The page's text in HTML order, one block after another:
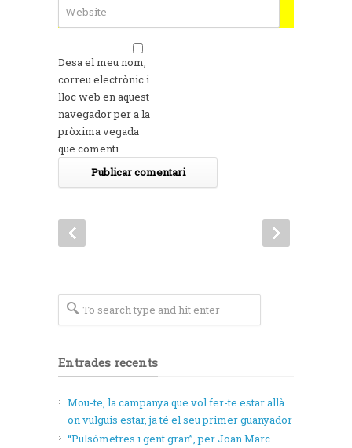
Desa el meu nom,
correu electrònic i
lloc web en aquest
navegador per a la
pròxima vegada
que comenti.
Entrades recents
Mou-te, la campanya que vol fer-te estar allà
on vulguis estar, ja té el seu primer guanyador
“Pulsòmetres i gent gran”, per Joan Marc